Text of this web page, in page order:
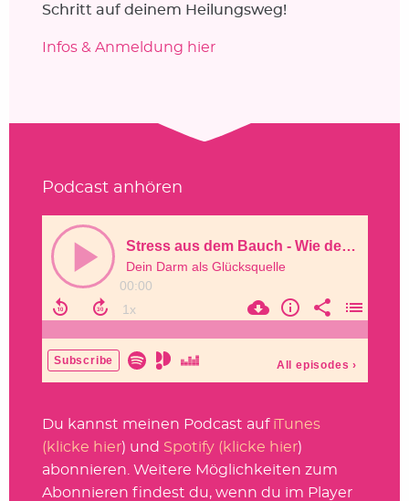
Schritt auf deinem Heilungsweg!
Infos & Anmeldung hier
Podcast anhören
Du kannst meinen Podcast auf iTunes
(klicke hier) und Spotify (klicke hier)
abonnieren. Weitere Möglichkeiten zum
Abonnieren findest du, wenn du im Player